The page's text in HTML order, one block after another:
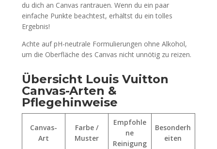
du dich an Canvas rantrauen. Wenn du ein paar
einfache Punkte beachtest, erhältst du ein tolles
Ergebnis!
Achte auf pH-neutrale Formulierungen ohne Alkohol,
um die Oberfläche des Canvas nicht unnötig zu reizen.
Übersicht Louis Vuitton
Canvas-Arten &
Pflegehinweise
Canvas-
Art
Farbe /
Muster
Empfohle
ne
Reinigung
Besonderh
eiten